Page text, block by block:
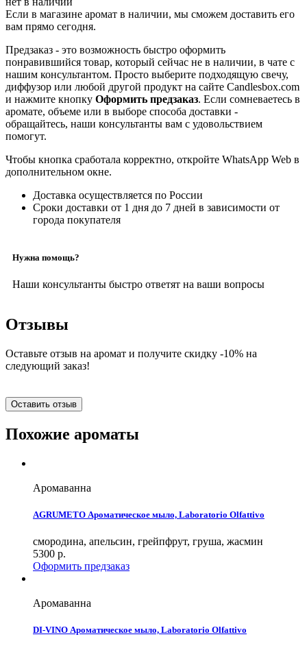
Если в магазине аромат в наличии, мы сможем доставить его
вам прямо сегодня.
Предзаказ - это возможность быстро оформить
понравившийся товар, который сейчас не в наличии, в чате с
нашим консультантом. Просто выберите подходящую свечу,
диффузор или любой другой продукт на сайте Candlesbox.com
и нажмите кнопку Оформить предзаказ. Если сомневаетесь в
аромате, объеме или в выборе способа доставки -
обращайтесь, наши консультанты вам с удовольствием
помогут.
Чтобы кнопка сработала корректно, откройте WhatsApp Web в
дополнительном окне.
Доставка осуществляется по России
Сроки доставки от 1 дня до 7 дней в зависимости от
города покупателя
Нужна помощь?
Наши консультанты быстро ответят на ваши вопросы
Отзывы
Оставьте отзыв на аромат и получите скидку -10% на
следующий заказ!
Оставить отзыв
Похожие ароматы
Аромаванна
AGRUMETO Ароматическое мыло, Laboratorio Olfattivo
смородина, апельсин, грейпфрут, груша, жасмин
5300 р.
Оформить предзаказ
Аромаванна
DI-VINO Ароматическое мыло, Laboratorio Olfattivo